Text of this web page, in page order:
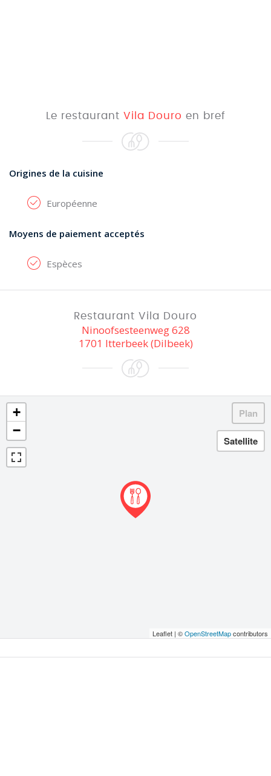
Le restaurant Vila Douro en bref
Origines de la cuisine
Européenne
Moyens de paiement acceptés
Espèces
Restaurant Vila Douro
Ninoofsesteenweg 628
1701 Itterbeek (Dilbeek)
+
−
Leaflet | ©OpenStreetMapcontributors